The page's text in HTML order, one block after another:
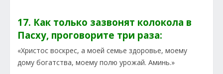
17. Как только зазвонят колокола в
Пасху, проговорите три раза:
«Христос воскрес, а моей семье здоровье, моему
дому богатства, моему полю урожай. Аминь.»